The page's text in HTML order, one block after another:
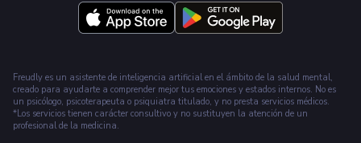
Freudly es un asistente de inteligencia artificial en el ámbito de la salud mental,
creado para ayudarte a comprender mejor tus emociones y estados internos. No es
un psicólogo, psicoterapeuta o psiquiatra titulado, y no presta servicios médicos.
*Los servicios tienen carácter consultivo y no sustituyen la atención de un
profesional de la medicina.